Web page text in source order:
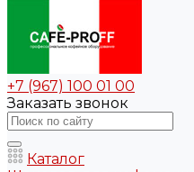
+7 (967) 100 01 00
Заказать звонок
Каталог